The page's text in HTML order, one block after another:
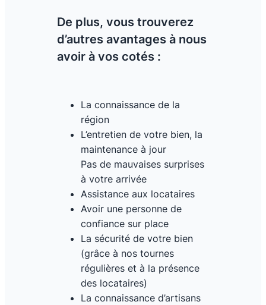
De plus, vous trouverez
d’autres avantages à nous
avoir à vos cotés :
La connaissance de la
région
L’entretien de votre bien, la
maintenance à jour
Pas de mauvaises surprises
à votre arrivée
Assistance aux locataires
Avoir une personne de
confiance sur place
La sécurité de votre bien
(grâce à nos tournes
régulières et à la présence
des locataires)
La connaissance d’artisans